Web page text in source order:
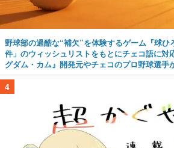
野球部の過酷な“補欠”を体験するゲーム『球
件」のウィッシュリストをもとにチェコ語に対
グダム・カム』開発元やチェコのプロ野球選手
4